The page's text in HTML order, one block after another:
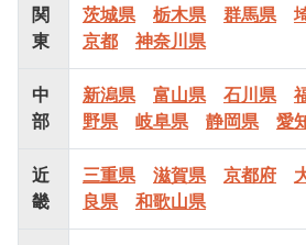
関
東
茨城県 栃木県 群馬県
京都
神奈川県
中
部
新潟県 富山県 石川県
野県
岐阜県 静岡県 愛
近
畿
三重県 滋賀県 京都府
良県
和歌山県